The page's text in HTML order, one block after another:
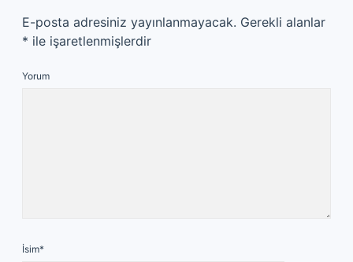
E-posta adresiniz yayınlanmayacak. Gerekli alanlar
* ile işaretlenmişlerdir
Yorum
İsim*